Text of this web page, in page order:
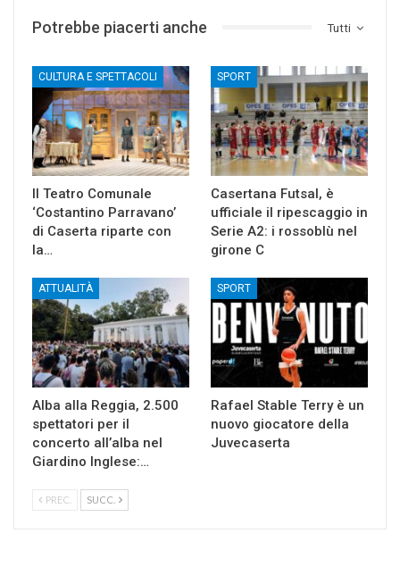
Tutti
Potrebbe piacerti anche
CULTURA E SPETTACOLI
Il Teatro Comunale
‘Costantino Parravano’
di Caserta riparte con
la…
SPORT
Casertana Futsal, è
ufficiale il ripescaggio in
Serie A2: i rossoblù nel
girone C
ATTUALITÀ
Alba alla Reggia, 2.500
spettatori per il
concerto all’alba nel
Giardino Inglese:…
SPORT
Rafael Stable Terry è un
nuovo giocatore della
Juvecaserta
PREC. SUCC.